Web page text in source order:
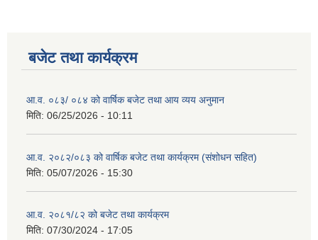
बजेट तथा कार्यक्रम
आ.व. ०८३/ ०८४ को वार्षिक बजेट तथा आय व्यय अनुमान
मिति: 06/25/2026 - 10:11
आ.व. २०८२/०८३ को वार्षिक बजेट तथा कार्यक्रम (संशोधन सहित)
मिति: 05/07/2026 - 15:30
आ.व. २०८१/८२ को बजेट तथा कार्यक्रम
मिति: 07/30/2024 - 17:05